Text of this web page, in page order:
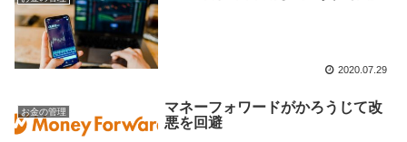
2020.07.29
お金の管理
マネーフォワードがかろうじて改
悪を回避